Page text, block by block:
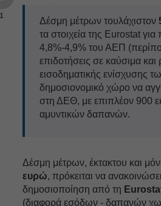
1 Δέσμη μέτρων τουλάχιστον
τα στοιχεία της Eurostat
4,8%-4,9% του ΑΕΠ
επιδοτήσεις σε καύσιμα
εισοδηματικής ενίσχυσης
δημοσιονομικό χώρο να
στη ΔΕΘ, με επιπλέον 900
αμυντικών δαπανών.
Δέσμη μέτρων, έκτακτου και
ευρώ, πρόκειται να
δημοσιοποίηση από τη
(διαφορά εσόδων - δαπανών